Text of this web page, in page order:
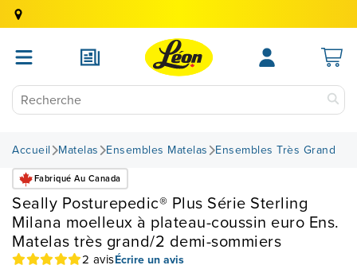
Accueil Matelas Ensembles Matelas Ensembles Très Grand
Fabriqué Au Canada
Seally Posturepedic® Plus Série Sterling
Milana moelleux à plateau-coussin euro Ens.
Matelas très grand/2 demi-sommiers
2 avisÉcrire un avis